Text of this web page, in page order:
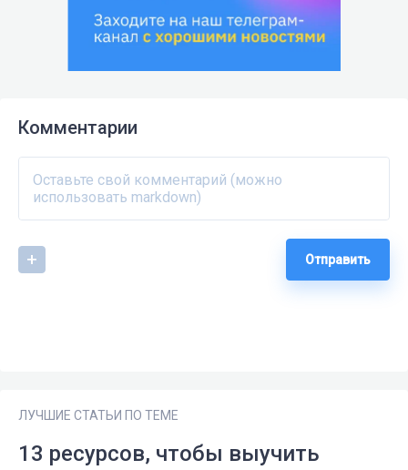
Комментарии
Отправить
ЛУЧШИЕ СТАТЬИ ПО ТЕМЕ
13 ресурсов, чтобы выучить